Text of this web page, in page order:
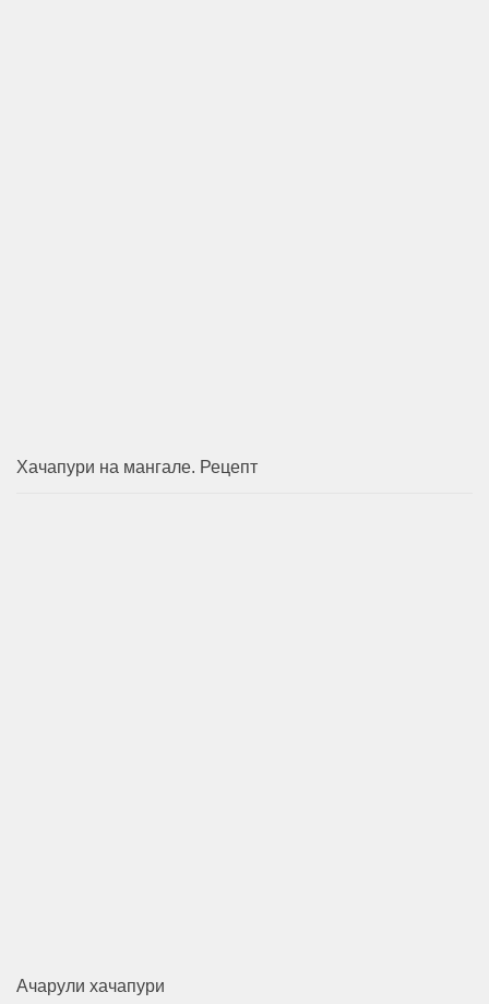
Хачапури на мангале. Рецепт
Ачарули хачапури